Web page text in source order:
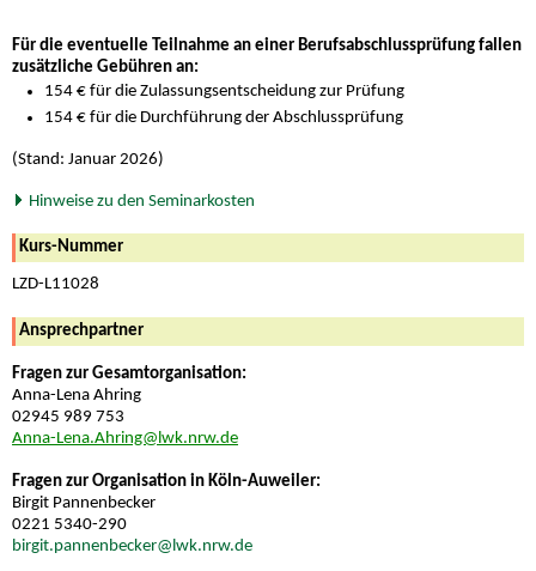
Für die eventuelle Teilnahme an einer Berufsabschlussprüfung fallen
zusätzliche Gebühren an:
154 € für die Zulassungsentscheidung zur Prüfung
154 € für die Durchführung der Abschlussprüfung
(Stand: Januar 2026)
Hinweise zu den Seminarkosten
Kurs-Nummer
LZD-L11028
Ansprechpartner
Fragen zur Gesamtorganisation:
Anna-Lena Ahring
02945 989 753
Anna-Lena.Ahring@lwk.nrw.de
Fragen zur Organisation in Köln-Auweiler:
Birgit Pannenbecker
0221 5340-290
birgit.pannenbecker@lwk.nrw.de